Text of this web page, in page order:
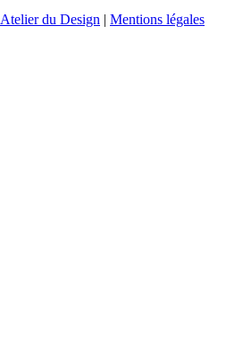
Atelier du Design | Mentions légales